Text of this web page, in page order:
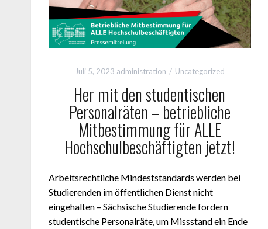
Juli 5, 2023 administration Uncategorized
Her mit den studentischen
Personalräten – betriebliche
Mitbestimmung für ALLE
Hochschulbeschäftigten jetzt!
Arbeitsrechtliche Mindeststandards werden bei
Studierenden im öffentlichen Dienst nicht
eingehalten – Sächsische Studierende fordern
studentische Personalräte, um Missstand ein Ende